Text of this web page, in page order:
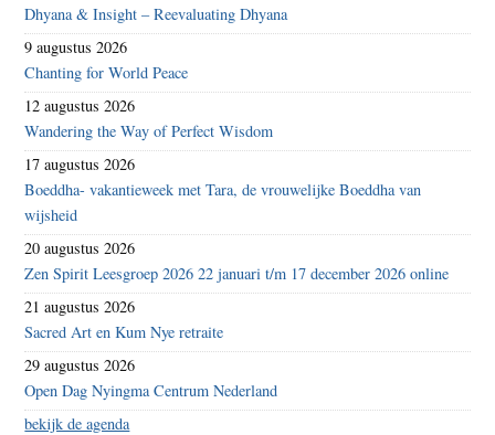
Dhyana & Insight – Reevaluating Dhyana
9 augustus 2026
Chanting for World Peace
12 augustus 2026
Wandering the Way of Perfect Wisdom
17 augustus 2026
Boeddha- vakantieweek met Tara, de vrouwelijke Boeddha van
wijsheid
20 augustus 2026
Zen Spirit Leesgroep 2026 22 januari t/m 17 december 2026 online
21 augustus 2026
Sacred Art en Kum Nye retraite
29 augustus 2026
Open Dag Nyingma Centrum Nederland
bekijk de agenda